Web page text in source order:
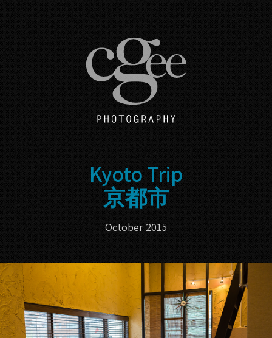
Kyoto Trip
京都市
October 2015